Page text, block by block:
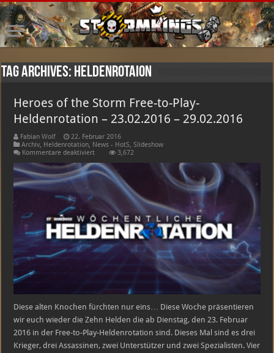
Tag Archives: Heldenrotaion
Heroes of the Storm Free-to-Play-
Heldenrotation – 23.02.2016 – 29.02.2016
Fabian Wolf
22. Februar 2016
Archiv, Heldenrotation, News - HotS,Slideshow
Kommentare deaktiviertfür
of
the
Storm
to-
Heldenrotation
–
23.02.2016
–
29.02.2016
3,672
Diese alten Knochen fürchten nur eins… Diese Woche präsentieren
wir euch wieder die Zehn Helden die ab Dienstag, den 23. Februar
2016 in der Free-to-Play-Heldenrotation sind. Dieses Mal sind es drei
Krieger, drei Assassinen, zwei Unterstützer und zwei Spezialisten. Vier